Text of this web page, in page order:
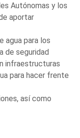
Autónomas y los
aportar
agua para los
de seguridad
infraestructuras
para hacer frente
así como